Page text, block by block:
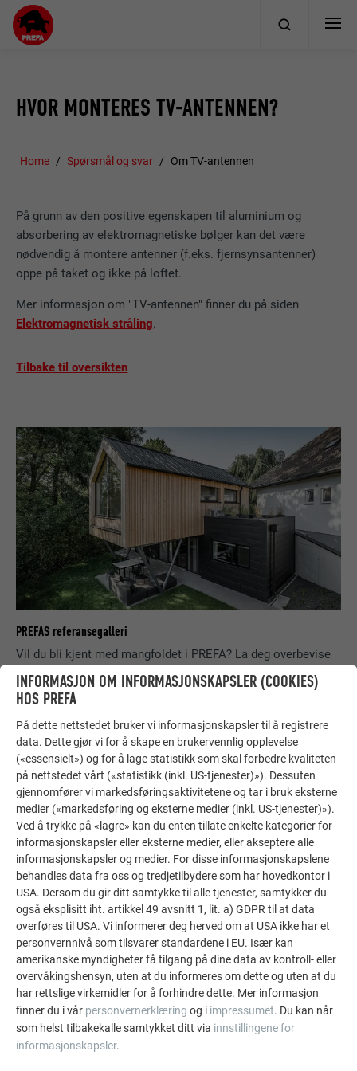
HVOR MONTERES TV-ANTENNEN?
Home Spørsmål og svar Om TV-antennen
På grunn av den positive egenskapen til aluminium og
absorbering av elektromagnetiske bølger kan det være
nødvendig å montere antenner (f.eks. fjernsynsantenner)
oppe på taket og ikke på loftet.
Mer informasjon om "TV-antennen" finner du på siden
Elektromagnetisk stråling.
Tilbake til oversikten
PREFAS referansegalleri
Vil du bli kjent med mangfoldet i PREFA? La deg overbevise
av våre tidligere gjennomførte referanseprosjekter!
PREFA produktkatalog
Finn de beste PREFA-produktene i aluminium for ditt tak eller
din fasade i vår produktkatalog.
SE PÅ PRODUKTKATALOGEN
INFORMASJON OM INFORMASJONSKAPSLER (COOKIES)
HOS PREFA
På dette nettstedet bruker vi informasjonskapsler til å registrere
data. Dette gjør vi for å skape en brukervennlig opplevelse
(«essensielt») og for å lage statistikk som skal forbedre kvaliteten
på nettstedet vårt («statistikk (inkl. US-tjenester)»). Dessuten
gjennomfører vi markedsføringsaktivitetene og tar i bruk eksterne
medier («markedsføring og eksterne medier (inkl. US-tjenester)»).
Ved å trykke på «lagre» kan du enten tillate enkelte kategorier for
informasjonskapsler eller eksterne medier, eller akseptere alle
informasjonskapsler og medier. For disse informasjonskapslene
behandles data fra oss og tredjetilbydere som har hovedkontor i
USA. Dersom du gir ditt samtykke til alle tjenester, samtykker du
også eksplisitt iht. artikkel 49 avsnitt 1, lit. a) GDPR til at data
overføres til USA. Vi informerer deg herved om at USA ikke har et
personvernnivå som tilsvarer standardene i EU. Især kan
amerikanske myndigheter få tilgang på dine data av kontroll- eller
overvåkingshensyn, uten at du informeres om dette og uten at du
har rettslige virkemidler for å forhindre dette. Mer informasjon
finner du i vår personvernerklæring og i impressumet. Du kan når
som helst tilbakekalle samtykket ditt via innstillingene for
informasjonskapsler.